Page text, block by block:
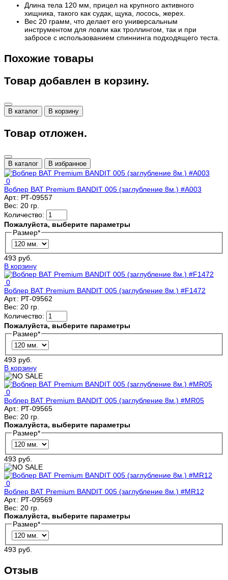
Длина тела 120 мм, прицел на крупного активного
хищника, такого как судак, щука, лосось, жерех.
Вес 20 грамм, что делает его универсальным
инструментом для ловли как троллингом, так и при
забросе с использованием спиннинга подходящего теста.
Похожие товары
Товар добавлен в корзину.
В каталог В корзину
Товар отложен.
В каталог В избранное
0
Воблер BAT Premium BANDIT 005 (заглубление 8м.) #A003
Арт.: РТ-09557
Вес: 20 гр.
Количество:
Пожалуйста, выберите параметры
Размер*
493 руб.
В корзину
0
Воблер BAT Premium BANDIT 005 (заглубление 8м.) #F1472
Арт.: РТ-09562
Вес: 20 гр.
Количество:
Пожалуйста, выберите параметры
Размер*
493 руб.
В корзину
0
Воблер BAT Premium BANDIT 005 (заглубление 8м.) #MR05
Арт.: РТ-09565
Вес: 20 гр.
Пожалуйста, выберите параметры
Размер*
493 руб.
0
Воблер BAT Premium BANDIT 005 (заглубление 8м.) #MR12
Арт.: РТ-09569
Вес: 20 гр.
Пожалуйста, выберите параметры
Размер*
493 руб.
Отзыв